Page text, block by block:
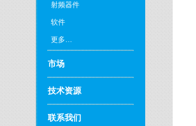
射频器件
软件
更多…
市场
技术资源
联系我们